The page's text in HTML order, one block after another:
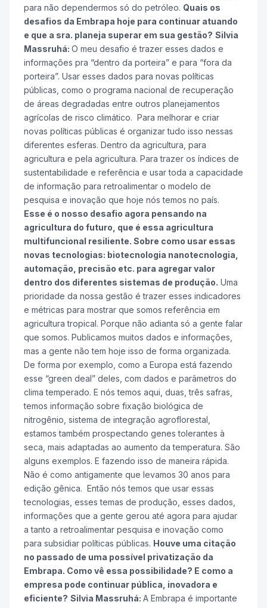
para não dependermos só do petróleo. Quais os
desafios da Embrapa hoje para continuar atuando
e que a sra. planeja superar em sua gestão? Silvia
Massruhá: O meu desafio é trazer esses dados e
informações pra “dentro da porteira” e para “fora da
porteira”. Usar esses dados para novas políticas
públicas, como o programa nacional de recuperação
de áreas degradadas entre outros planejamentos
agrícolas de risco climático. Para melhorar e criar
novas políticas públicas é organizar tudo isso nessas
diferentes esferas. Dentro da agricultura, para
agricultura e pela agricultura. Para trazer os índices de
sustentabilidade e referência e usar toda a capacidade
de informação para retroalimentar o modelo de
pesquisa e inovação que hoje nós temos no país.
Esse é o nosso desafio agora pensando na
agricultura do futuro, que é essa agricultura
multifuncional resiliente. Sobre como usar essas
novas tecnologias: biotecnologia nanotecnologia,
automação, precisão etc. para agregar valor
dentro dos diferentes sistemas de produção. Uma
prioridade da nossa gestão é trazer esses indicadores
e métricas para mostrar que somos referência em
agricultura tropical. Porque não adianta só a gente falar
que somos. Publicamos muitos dados e informações,
mas a gente não tem hoje isso de forma organizada.
De forma por exemplo, como a Europa está fazendo
esse “green deal” deles, com dados e parâmetros do
clima temperado. E nós temos aqui, duas, três safras,
temos informação sobre fixação biológica de
nitrogênio, sistema de integração agroflorestal,
estamos também prospectando genes tolerantes à
seca, mais adaptadas ao aumento da temperatura. São
alguns exemplos. E fazendo isso de maneira rápida.
Não é como antigamente que levamos 30 anos para
edição gênica. Então nós temos que usar essas
tecnologias, esses temas de produção, esses dados,
informações que a gente gerou até agora para ajudar
a tanto a retroalimentar pesquisa e inovação como
para subsidiar políticas públicas. Houve uma citação
no passado de uma possível privatização da
Embrapa. Como vê essa possibilidade? E como a
empresa pode continuar pública, inovadora e
eficiente? Silvia Massruhá: A Embrapa é importante